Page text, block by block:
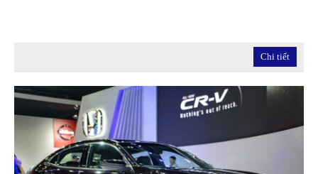
Chi tiết